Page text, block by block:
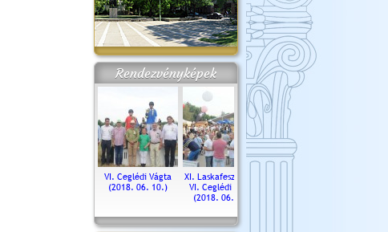
Rendezvényképek
VI. Ceglédi Vágta
(2018. 06. 10.)
XI. Laskafesztivál és
VI. Ceglédi Vágta
(2018. 06. 10.)